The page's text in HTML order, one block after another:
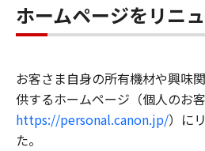
ホームページをリニ
お客さま自身の所有機材や興味
供するホームページ（個人のお
https://personal.canon.jp/）に
た。